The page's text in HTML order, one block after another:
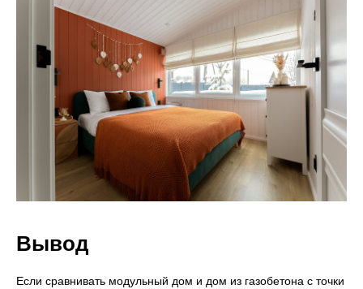
Вывод
Если сравнивать модульный дом и дом из газобетона с точки
Отзывы
Что входит в стоимость
Проекты
Преимущества
Вопросы
Контакты
Галерея
Блог
Безопасность
Полезное
EASY80